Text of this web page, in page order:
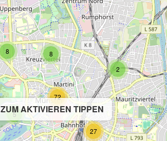
ZUM AKTIVIEREN TIPPEN
2
8 8
27
5
72